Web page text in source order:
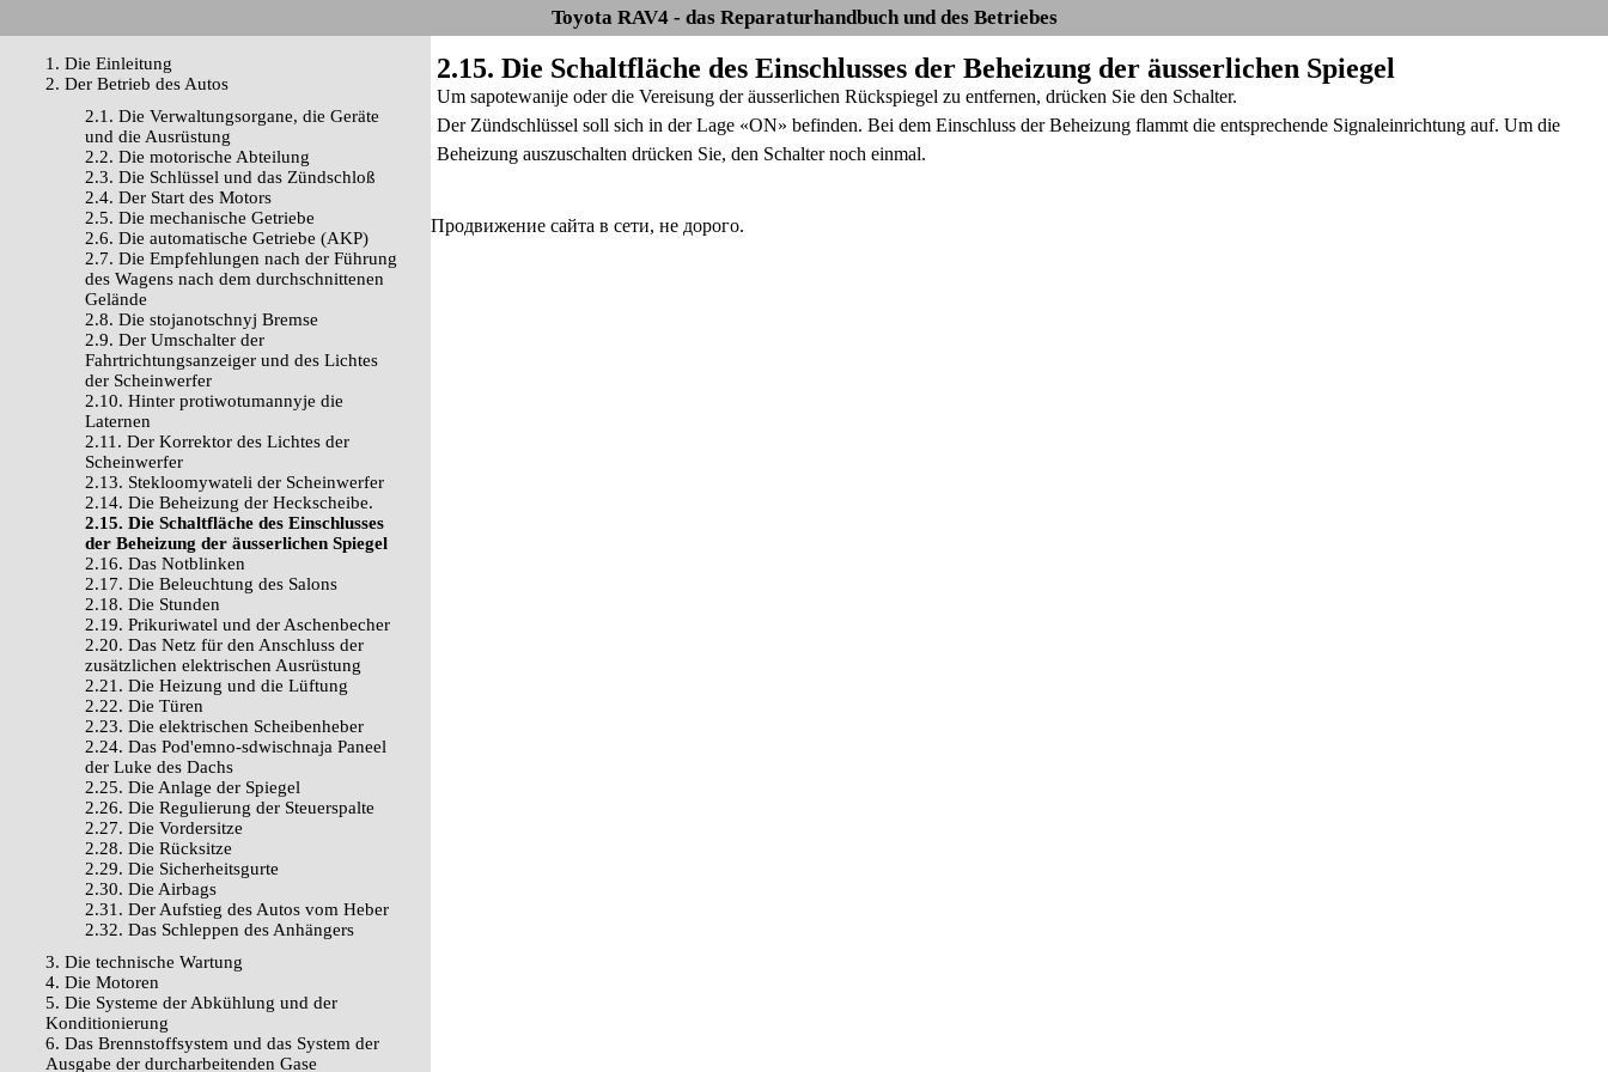
Toyota RAV4 - das Reparaturhandbuch und des Betriebes
1. Die Einleitung
2. Der Betrieb des Autos
2.1. Die Verwaltungsorgane, die Geräte
und die Ausrüstung
2.2. Die motorische Abteilung
2.3. Die Schlüssel und das Zündschloß
2.4. Der Start des Motors
2.5. Die mechanische Getriebe
2.6. Die automatische Getriebe (AKP)
2.7. Die Empfehlungen nach der Führung
des Wagens nach dem durchschnittenen
Gelände
2.8. Die stojanotschnyj Bremse
2.9. Der Umschalter der
Fahrtrichtungsanzeiger und des Lichtes
der Scheinwerfer
2.10. Hinter protiwotumannyje die
Laternen
2.11. Der Korrektor des Lichtes der
Scheinwerfer
2.13. Stekloomywateli der Scheinwerfer
2.14. Die Beheizung der Heckscheibe.
2.15. Die Schaltfläche des Einschlusses
der Beheizung der äusserlichen Spiegel
2.16. Das Notblinken
2.17. Die Beleuchtung des Salons
2.18. Die Stunden
2.19. Prikuriwatel und der Aschenbecher
2.20. Das Netz für den Anschluss der
zusätzlichen elektrischen Ausrüstung
2.21. Die Heizung und die Lüftung
2.22. Die Türen
2.23. Die elektrischen Scheibenheber
2.24. Das Pod'emno-sdwischnaja Paneel
der Luke des Dachs
2.25. Die Anlage der Spiegel
2.26. Die Regulierung der Steuerspalte
2.27. Die Vordersitze
2.28. Die Rücksitze
2.29. Die Sicherheitsgurte
2.30. Die Airbags
2.31. Der Aufstieg des Autos vom Heber
2.32. Das Schleppen des Anhängers
3. Die technische Wartung
4. Die Motoren
5. Die Systeme der Abkühlung und der
Konditionierung
6. Das Brennstoffsystem und das System der
Ausgabe der durcharbeitenden Gase
2.15. Die Schaltfläche des Einschlusses der Beheizung der äusserlichen Spiegel
Um sapotewanije oder die Vereisung der äusserlichen Rückspiegel zu entfernen, drücken Sie den Schalter.
Der Zündschlüssel soll sich in der Lage «ON» befinden. Bei dem Einschluss der Beheizung flammt die entsprechende Signaleinrichtung auf. Um die
Beheizung auszuschalten drücken Sie, den Schalter noch einmal.
Продвижение сайта в сети, не дорого.